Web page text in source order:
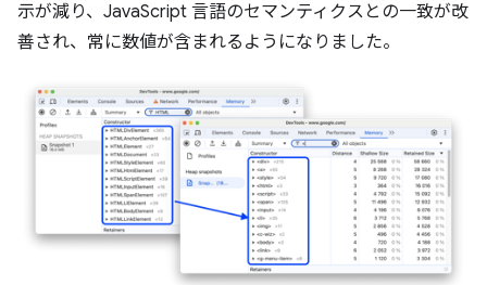
示が減り、JavaScript 言語のセマンティクスとの一致が改
善され、常に数値が含まれるようになりました。